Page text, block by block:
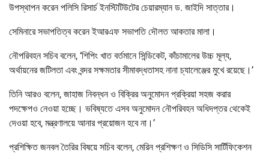
উপস্থাপন করেন পলিসি রিসার্চ ইনস্টিটিউটের চেয়ারম্যান ড. জাইদি সাত্তার।
সেমিনারে সভাপতিত্ব করেন ইআরএফ সভাপতি দৌলত আকতার মালা।
নৌপরিবহন সচিব বলেন, ‘শিপিং খাত বর্তমানে সিন্ডিকেট, কাঁচামালের উচ্চ মূল্য,
অর্থায়নের জটিলতা এবং বন্দর সক্ষমতার সীমাবদ্ধতাসহ নানা চ্যালেঞ্জের মুখে রয়েছে।’
তিনি আরও বলেন, জাহাজ নিবন্ধন ও বিক্রির অনুমোদন প্রক্রিয়া সহজ করার
পদক্ষেপও নেওয়া হচ্ছে। ভবিষ্যতে এসব অনুমোদন নৌপরিবহন অধিদপ্তর থেকেই
দেওয়া হবে, মন্ত্রণালয়ে আনার প্রয়োজন হবে না।’
প্রশিক্ষিত জনবল তৈরির বিষয়ে সচিব বলেন, মেরিন প্রশিক্ষণ ও সিডিসি সার্টিফিকেশন